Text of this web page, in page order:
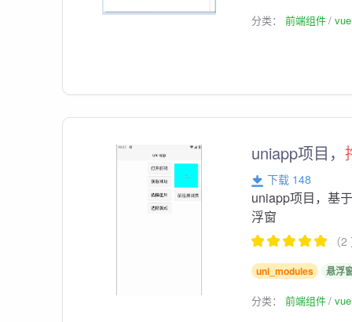
分类：前端组件
uniapp项目，
下载 148
uniapp项目，基
浮窗
（
uni_modules 悬浮
分类：前端组件